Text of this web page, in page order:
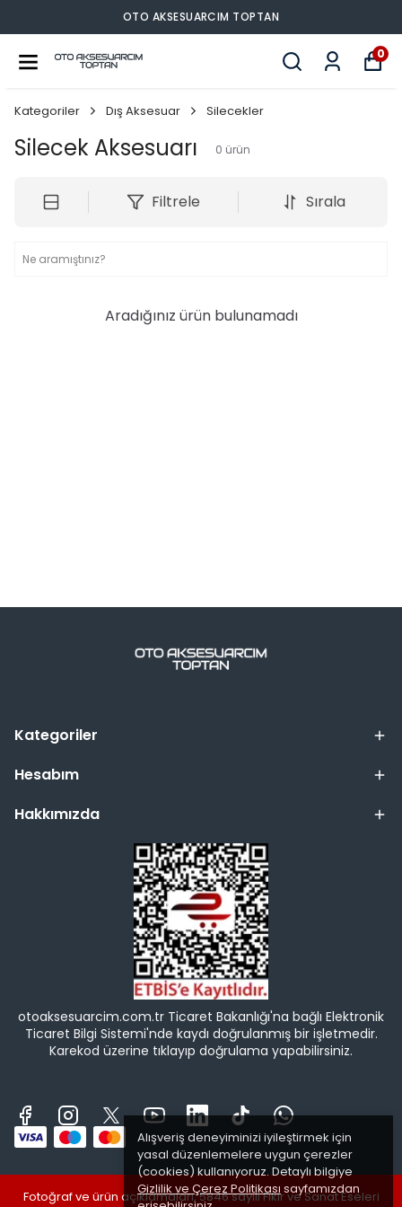
OTO AKSESUARCIM TOPTAN
0
Alışveriş deneyiminizi iyileştirmek için
yasal düzenlemelere uygun çerezler
(cookies) kullanıyoruz. Detaylı bilgiye
Gizlilik ve Çerez Politikası sayfamızdan
Kategoriler Dış Aksesuar Silecekler
Silecek Aksesuarı 0 ürün
Filtrele Sırala
Aradığınız ürün bulunamadı
Kategoriler
Hesabım
Hakkımızda
otoaksesuarcim.com.tr Ticaret Bakanlığı'na bağlı Elektronik
Ticaret Bilgi Sistemi'nde kaydı doğrulanmış bir işletmedir.
Karekod üzerine tıklayıp doğrulama yapabilirsiniz.
Fotoğraf ve ürün açıklamaları, 5846 sayılı Fikir ve Sanat Eseleri